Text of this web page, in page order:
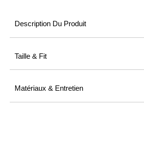
Description Du Produit
Taille & Fit
Matériaux & Entretien